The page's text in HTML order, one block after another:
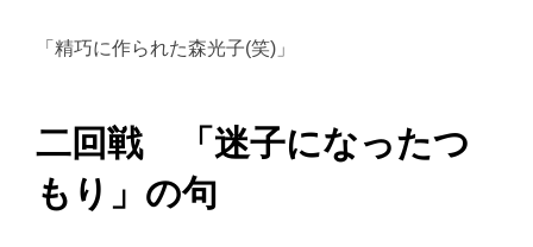
「精巧に作られた森光子(笑)」
二回戦 「迷子になったつ
もり」の句